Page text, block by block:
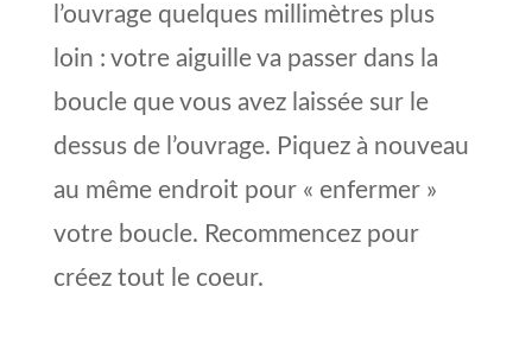
l’ouvrage quelques millimètres plus
loin : votre aiguille va passer dans la
boucle que vous avez laissée sur le
dessus de l’ouvrage. Piquez à nouveau
au même endroit pour « enfermer »
votre boucle. Recommencez pour
créez tout le coeur.